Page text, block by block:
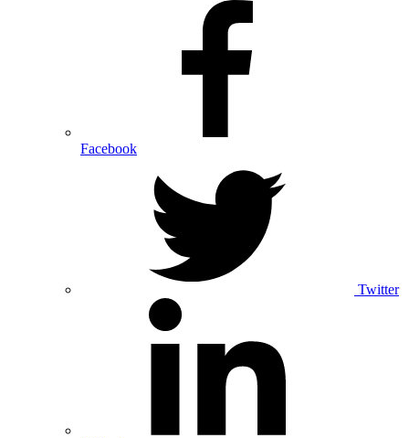
Facebook
Twitter